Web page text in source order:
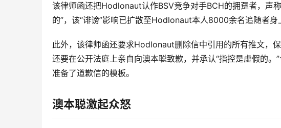
该律师函还把Hodlonaut认作BSV竞争对手BCH的拥趸者，声
的”，该“诽谤”影响已扩散至Hodlonaut本人8000余名追随者身
此外，该律师函还要求Hodlonaut删除信中引用的所有推文，
还要在公开法庭上亲自向澳本聪致歉，并承认“指控是虚假的
准备了道歉信的模板。
澳本聪激起众怒